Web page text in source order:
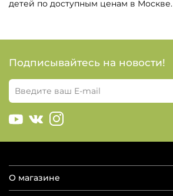
детей по доступным ценам в Москве.
Подписывайтесь на новости!
О магазине